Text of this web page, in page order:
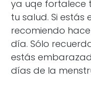
ya uqe fortalece
tu salud. Si estás
recomiendo
día. Sólo
estás
días de la